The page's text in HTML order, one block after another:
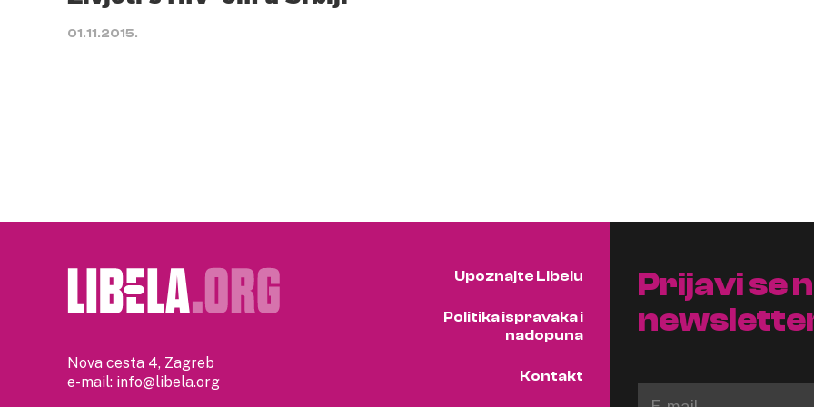
01.11.2015.
Nova cesta 4, Zagreb
e-mail: info@libela.org
Upoznajte Libelu
Politika ispravaka i
nadopuna
Kontakt
Prijavi se